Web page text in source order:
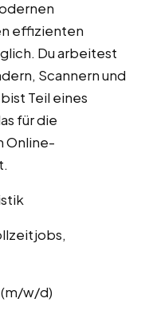
effizienten
Du arbeitest
Scannern und
Teil eines
für die
Online-
w/d)